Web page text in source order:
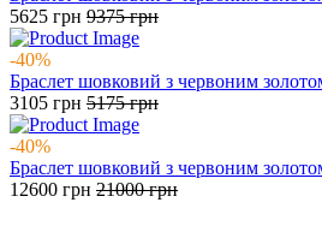
5625 грн 9375грн
-40%
Браслет шовковий з червоним
3105 грн 5175грн
-40%
Браслет шовковий з червоним
12600 грн 21000грн